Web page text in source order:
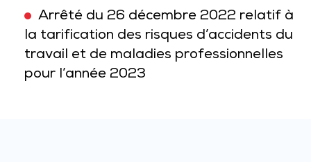
Arrêté du 26 décembre 2022 relatif à
la tarification des risques d’accidents du
travail et de maladies professionnelles
pour l’année 2023